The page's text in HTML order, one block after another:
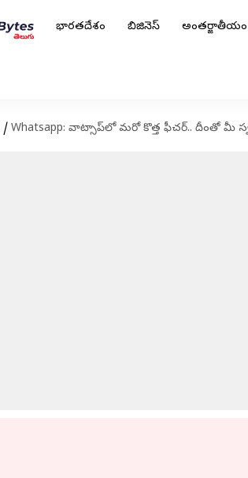
భారతదేశం బిజినెస్ అంతర్జాతీయం
/ Whatsapp: వాట్సాప్‌లో మరో కొత్త ఫీచర్‌.. దీంతో మీ